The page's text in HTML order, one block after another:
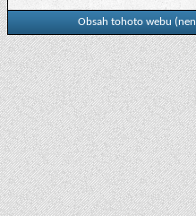
Obsah tohoto webu